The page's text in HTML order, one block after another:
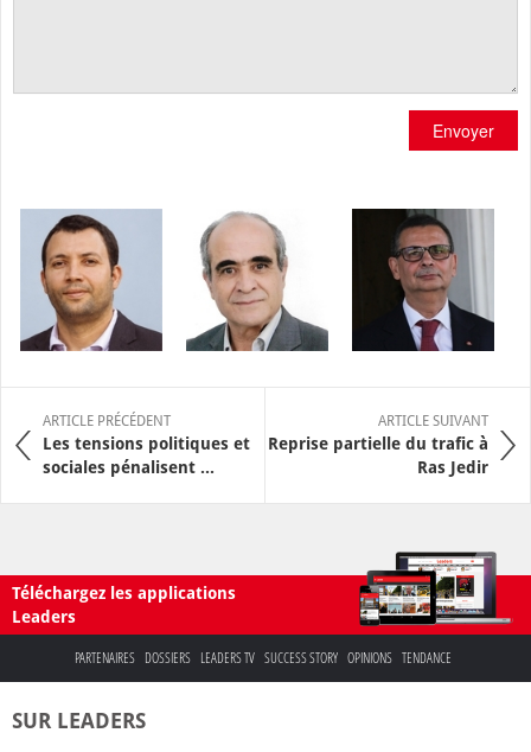
Envoyer
ARTICLE PRÉCÉDENT
Les tensions politiques et
sociales pénalisent ...
ARTICLE SUIVANT
Reprise partielle du trafic à
Ras Jedir
Téléchargez les applications
Leaders
PARTENAIRES DOSSIERS LEADERS TV SUCCESS STORY OPINIONS TENDANCE
SUR LEADERS